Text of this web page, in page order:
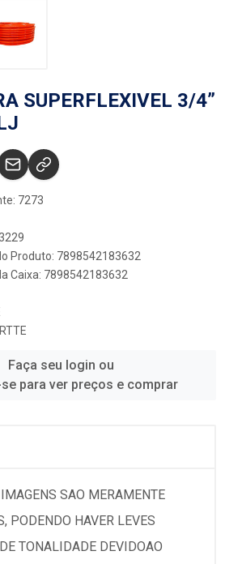
SUPERFLEXIVEL 3/4”
7273
Produto: 7898542183632
Caixa: 7898542183632
Faça seu login ou
para ver preços e comprar
SAO MERAMENTE
PODENDO HAVER LEVES
TONALIDADE DEVIDOAO